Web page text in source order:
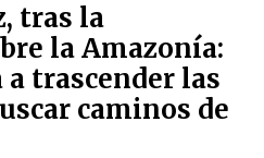
pulsa
en
tras la
la Amazonía:
a trascender las
caminos de